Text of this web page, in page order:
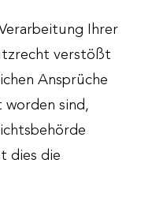
Ihrer
verstößt
Ansprüche
worden sind,
dies die